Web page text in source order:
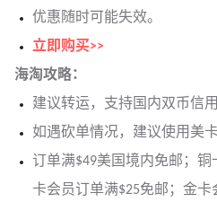
优惠随时可能失效。
立即购买>>
海淘攻略：
建议转运，支持国内双币信用
如遇砍单情况，建议使用美
订单满$49美国境内免邮；
卡会员订单满$25免邮；金卡